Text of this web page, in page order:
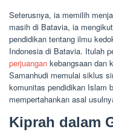
Seterusnya, ia memilih
masih di Batavia, ia
pendidikan tentang ilmu
Indonesia di Batavia. Itulah
perjuangan kebangsaan dan
Samanhudi memulai siklus
komunitas pendidikan Islam
mempertahankan asal
Kiprah dalam